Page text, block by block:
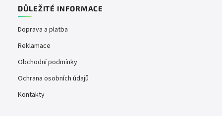
DŮLEŽITÉ INFORMACE
Doprava a platba
Reklamace
Obchodní podmínky
Ochrana osobních údajů
Kontakty